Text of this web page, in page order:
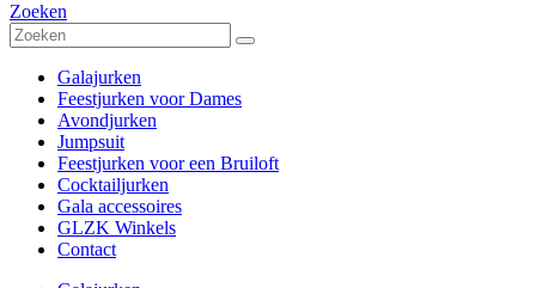
Zoeken
Galajurken
Feestjurken voor Dames
Avondjurken
Jumpsuit
Feestjurken voor een Bruiloft
Cocktailjurken
Gala accessoires
GLZK Winkels
Contact